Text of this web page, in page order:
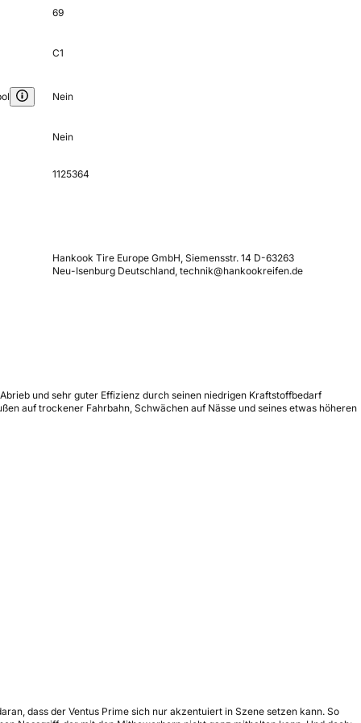
69
C1
Nein
Nein
1125364
Hankook Tire Europe GmbH, Siemensstr. 14 D-63263
Neu-Isenburg Deutschland, technik@hankookreifen.de
und sehr guter Effizienz durch seinen niedrigen Kraftstoffbedarf
auf trockener Fahrbahn, Schwächen auf Nässe und seines etwas höheren
dass der Ventus Prime sich nur akzentuiert in Szene setzen kann. So